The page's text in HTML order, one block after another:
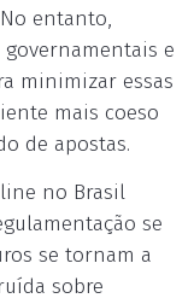
entanto,
e
minimizar essas
mais coeso
de apostas.
no Brasil
se
se tornam a
sobre